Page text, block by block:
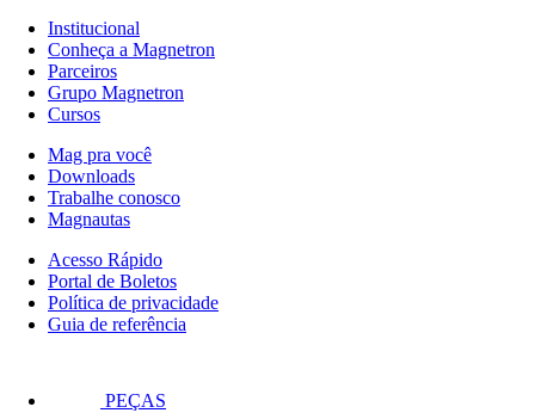
Institucional
Conheça a Magnetron
Parceiros
Grupo Magnetron
Cursos
Mag pra você
Downloads
Trabalhe conosco
Magnautas
Acesso Rápido
Portal de Boletos
Política de privacidade
Guia de referência
PEÇAS